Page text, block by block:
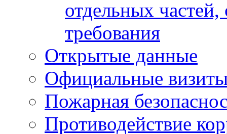
отдельных
требования
Открытые данные
Официальные
Пожарная
Противодействие